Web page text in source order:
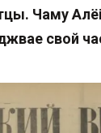
Чаму
свой